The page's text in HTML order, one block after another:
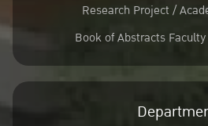
Research Project /
Book of Abstracts